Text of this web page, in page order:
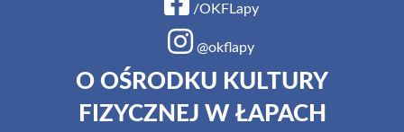
/OKFLapy
@okflapy
O OŚRODKU KULTURY
FIZYCZNEJ W ŁAPACH